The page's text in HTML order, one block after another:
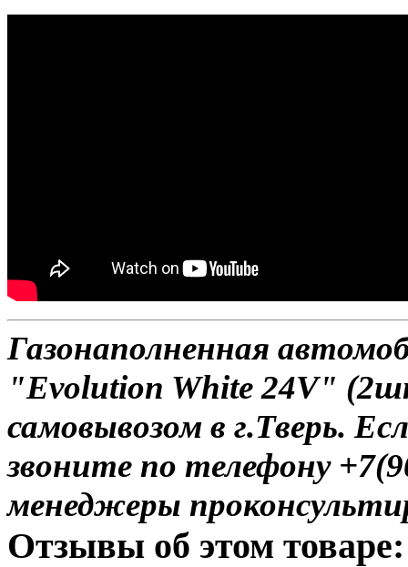
Газонаполненная
"Evolution White 24V"
самовывозом в г.Тверь.
звоните по телефону
менеджеры
Отзывы об этом товаре: